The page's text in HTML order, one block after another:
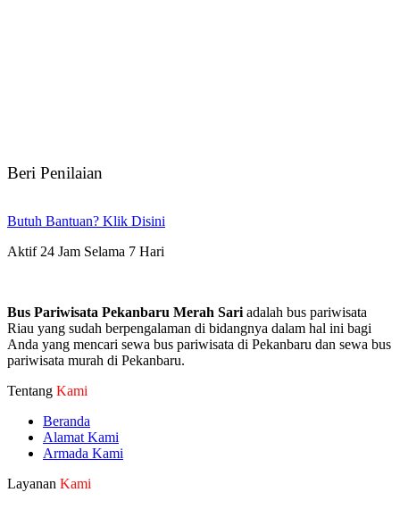
Beri Penilaian
Butuh Bantuan? Klik Disini
Aktif 24 Jam Selama 7 Hari
Bus Pariwisata Pekanbaru Merah Sari adalah bus pariwisata
Riau yang sudah berpengalaman di bidangnya dalam hal ini bagi
Anda yang mencari sewa bus pariwisata di Pekanbaru dan sewa bus
pariwisata murah di Pekanbaru.
Tentang Kami
Beranda
Alamat Kami
Armada Kami
Layanan Kami